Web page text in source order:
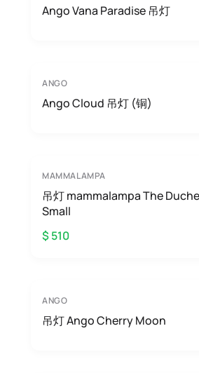
Ango Vana Paradise 吊灯
ANGO
Ango Cloud 吊灯 (铜)
MAMMALAMPA
吊灯 mammalampa The
Small
$ 510
ANGO
吊灯 Ango Cherry Moon